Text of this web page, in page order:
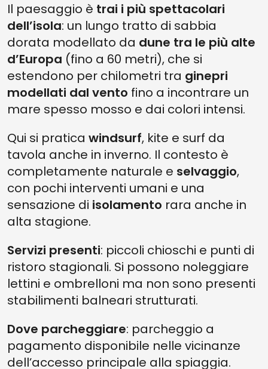
Il paesaggio è trai i più spettacolari
dell’isola: un lungo tratto di sabbia
dorata modellato da dune tra le più alte
d’Europa (fino a 60 metri), che si
estendono per chilometri tra ginepri
modellati dal vento fino a incontrare un
mare spesso mosso e dai colori intensi.
Qui si pratica windsurf, kite e surf da
tavola anche in inverno. Il contesto è
completamente naturale e selvaggio,
con pochi interventi umani e una
sensazione di isolamento rara anche in
alta stagione.
Servizi presenti: piccoli chioschi e punti di
ristoro stagionali. Si possono noleggiare
lettini e ombrelloni ma non sono presenti
stabilimenti balneari strutturati.
Dove parcheggiare: parcheggio a
pagamento disponibile nelle vicinanze
dell’accesso principale alla spiaggia.